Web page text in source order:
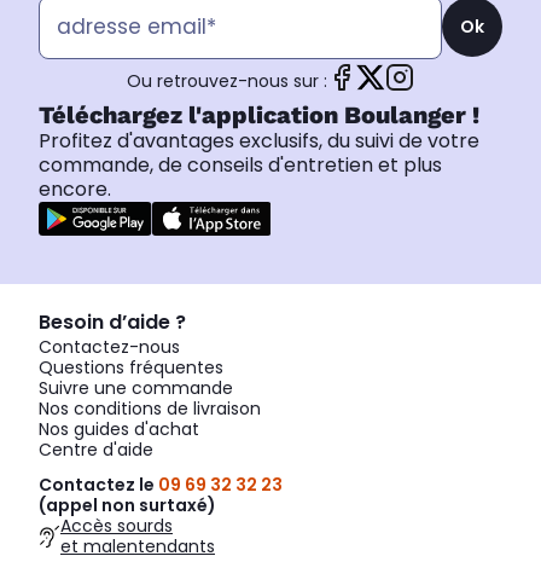
Ok
Ou retrouvez-nous sur :
Téléchargez l'application Boulanger !
Profitez d'avantages exclusifs, du suivi de votre
commande, de conseils d'entretien et plus
encore.
Besoin d’aide ?
Contactez-nous
Questions fréquentes
Suivre une commande
Nos conditions de livraison
Nos guides d'achat
Centre d'aide
Contactez le 09 69 32 32 23
(appel non surtaxé)
Accès sourds
et malentendants